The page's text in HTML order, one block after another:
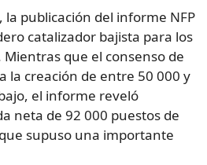
la publicación del informe NFP
catalizador bajista para los
que el consenso de
la creación de entre 50 000 y
el informe reveló
neta de 92 000 puestos de
supuso una importante